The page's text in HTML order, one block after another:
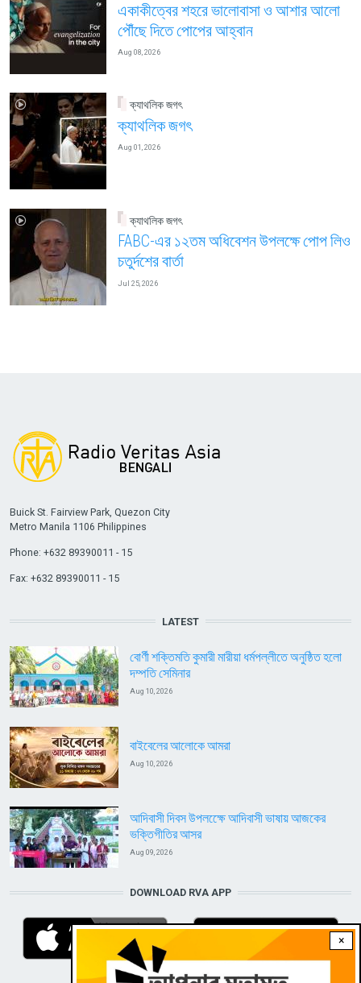
একাকীত্বের শহরে ভালোবাসা ও আশার আলো
পৌঁছে দিতে পোপের আহ্বান
Aug 08, 2026
ক্যাথলিক জগৎ
ক্যাথলিক জগৎ
Aug 01, 2026
ক্যাথলিক জগৎ
FABC-এর ১২তম অধিবেশন উপলক্ষে পোপ লিও
চতুর্দশের বার্তা
Jul 25, 2026
×
Buick St. Fairview Park, Quezon City
Metro Manila 1106 Philippines
Phone: +632 89390011 - 15
Fax: +632 89390011 - 15
LATEST
বোর্ণী শক্তিমতি কুমারী মারীয়া ধর্মপল্লীতে অনুষ্ঠিত হলো
দম্পতি সেমিনার
Aug 10, 2026
বাইবেলের আলোকে আমরা
Aug 10, 2026
আদিবাসী দিবস উপলক্ষেে আদিবাসী ভাষায় আজকের
ভক্তিগীতির আসর
Aug 09, 2026
DOWNLOAD RVA APP